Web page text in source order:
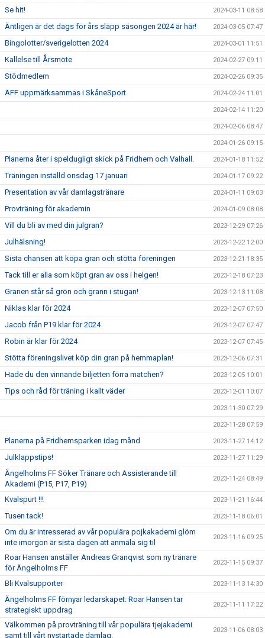
Se hit! 2024-03-11 08:58
Äntligen är det dags för års släpp säsongen 2024 är här! 2024-03-05 07:47
Bingolotter/sverigelotten 2024 2024-03-01 11:51
Kallelse till Årsmöte 2024-02-27 09:11
Stödmedlem 2024-02-26 09:35
ÄFF uppmärksammas i SkåneSport 2024-02-24 11:01
2024-02-14 11:20
2024-02-06 08:47
2024-01-26 09:15
Planerna åter i speldugligt skick på Fridhem och Valhall. 2024-01-18 11:52
Träningen inställd onsdag 17 januari 2024-01-17 09:22
Presentation av vår damlagstränare 2024-01-11 09:03
Provträning för akademin 2024-01-09 08:08
Vill du bli av med din julgran? 2023-12-29 07:26
Julhälsning! 2023-12-22 12:00
Sista chansen att köpa gran och stötta föreningen 2023-12-21 18:35
Tack till er alla som köpt gran av oss i helgen! 2023-12-18 07:23
Granen står så grön och grann i stugan! 2023-12-13 11:08
Niklas klar för 2024 2023-12-07 07:50
Jacob från P19 klar för 2024 2023-12-07 07:47
Robin är klar för 2024 2023-12-07 07:45
Stötta föreningslivet köp din gran på hemmaplan! 2023-12-06 07:31
Hade du den vinnande biljetten förra matchen? 2023-12-05 10:01
Tips och råd för träning i kallt väder 2023-12-01 10:07
2023-11-30 07:29
2023-11-28 07:59
Planerna på Fridhemsparken idag månd 2023-11-27 14:12
Julklappstips! 2023-11-27 11:29
Ängelholms FF Söker Tränare och Assisterande till
Akademi (P15, P17, P19)
2023-11-24 08:49
Kvalspurt !!! 2023-11-21 16:44
Tusen tack! 2023-11-18 06:01
Om du är intresserad av vår populära pojkakademi glöm
inte imorgon är sista dagen att anmäla sig til
2023-11-16 09:25
Roar Hansen anställer Andreas Granqvist som ny tränare
för Ängelholms FF
2023-11-15 09:37
Bli Kvalsupporter 2023-11-13 14:30
Ängelholms FF förnyar ledarskapet: Roar Hansen tar
strategiskt uppdrag
2023-11-11 17:22
Välkommen på provträning till vår populära tjejakademi
samt till vårt nystartade damlag.
2023-11-06 08:03